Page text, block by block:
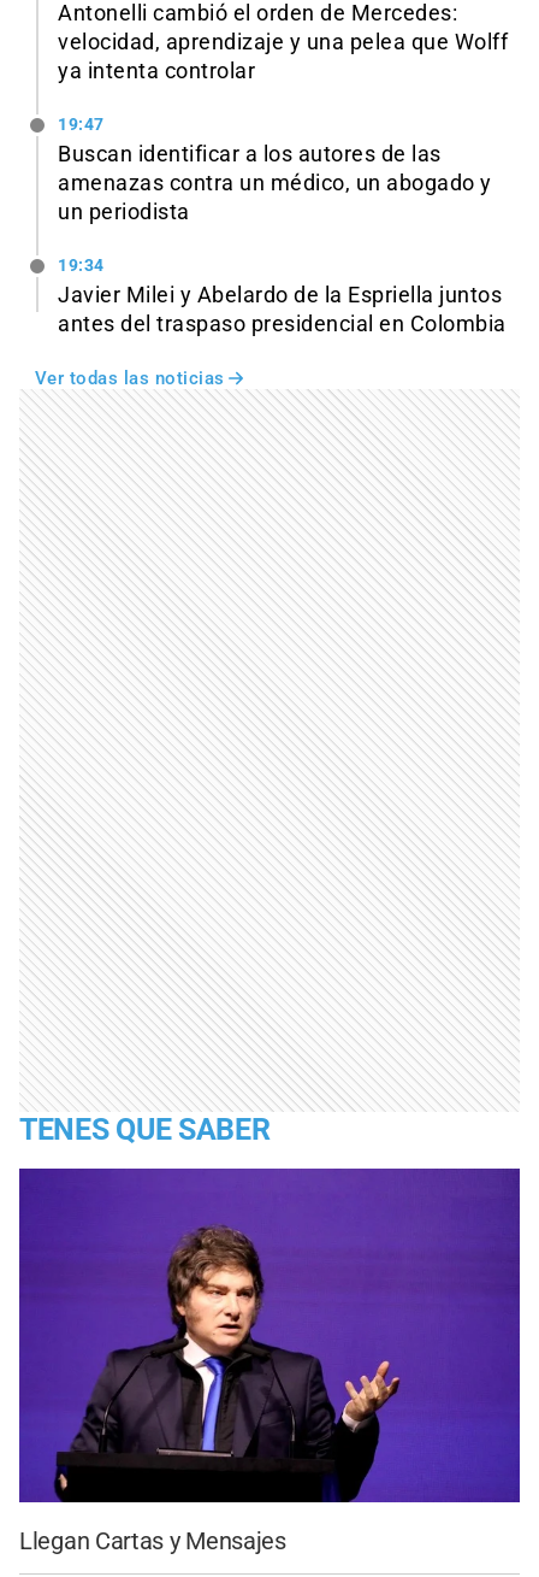
Antonelli cambió el orden de Mercedes:
velocidad, aprendizaje y una pelea que Wolff
ya intenta controlar
19:47
Buscan identificar a los autores de las
amenazas contra un médico, un abogado y
un periodista
19:34
Javier Milei y Abelardo de la Espriella juntos
antes del traspaso presidencial en Colombia
Ver todas las noticias
TENES QUE SABER
Llegan Cartas y Mensajes